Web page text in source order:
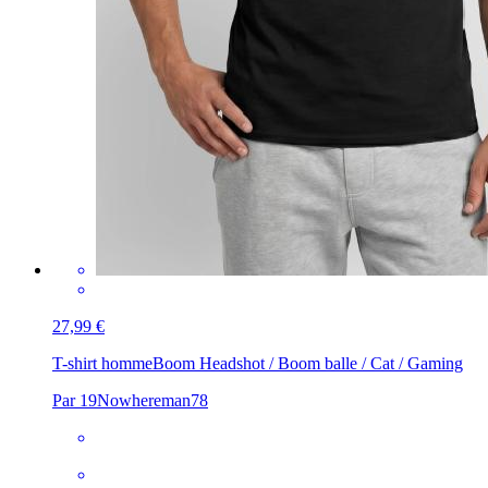
27,99 €
T-shirt hommeBoom Headshot / Boom balle / Cat / Gaming
Par 19Nowhereman78